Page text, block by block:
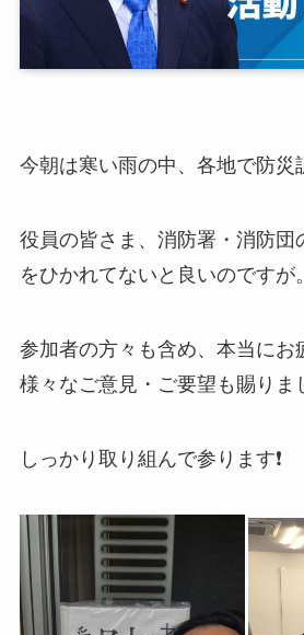
今朝は寒い雨の中、各地で防災
役員の皆さま、消防署・消防団
をひかれてないと良いのですが。
参加者の方々も含め、本当にお
様々なご意見・ご要望も賜りま
しっかり取り組んで参ります❗